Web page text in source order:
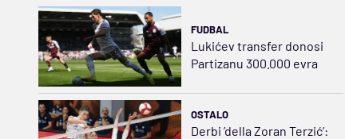
FUDBAL
Lukićev transfer donosi
Partizanu 300.000 evra
OSTALO
Derbi ’della Zoran Terzić’: